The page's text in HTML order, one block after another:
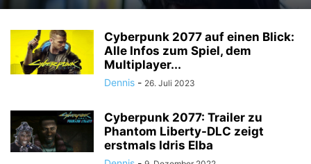
Cyberpunk 2077 auf einen Blick:
Alle Infos zum Spiel, dem
Multiplayer...
Dennis - 26. Juli 2023
Cyberpunk 2077: Trailer zu
Phantom Liberty-DLC zeigt
erstmals Idris Elba